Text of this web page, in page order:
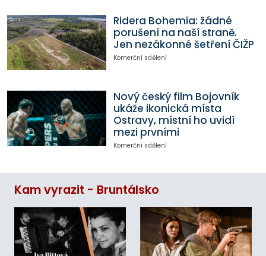
Ridera Bohemia: žádné
porušení na naší straně.
Jen nezákonné šetření ČIŽP
Komerční sdělení
Nový český film Bojovník
ukáže ikonická místa
Ostravy, místní ho uvidí
mezi prvními
Komerční sdělení
Kam vyrazit - Bruntálsko